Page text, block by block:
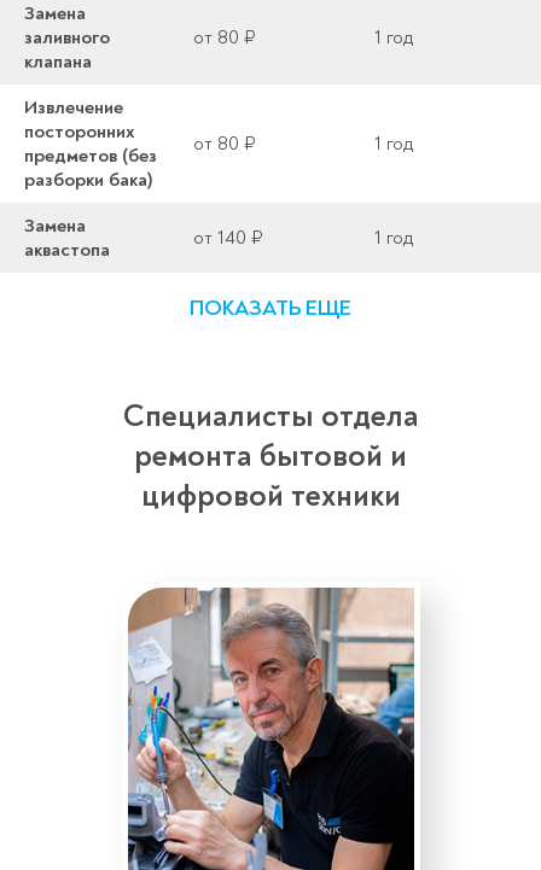
Замена
заливного
клапана
от 80 ₽ 1 год
Извлечение
посторонних
предметов (без
разборки бака)
от 80 ₽ 1 год
Замена
аквастопа
от 140 ₽ 1 год
ПОКАЗАТЬ ЕЩЕ
Специалисты отдела
ремонта бытовой и
цифровой техники